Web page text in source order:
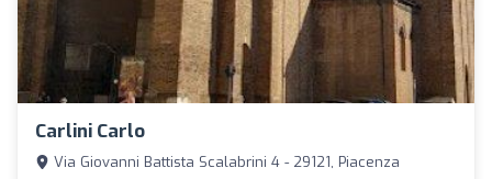
Carlini Carlo
Via Giovanni Battista Scalabrini 4 - 29121, Piacenza